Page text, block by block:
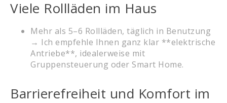
Viele Rollläden im Haus
Mehr als 5–6 Rollläden, täglich in Benutzung
→ Ich empfehle Ihnen ganz klar **elektrische
Antriebe**, idealerweise mit
Gruppensteuerung oder Smart Home.
Barrierefreiheit und Komfort im